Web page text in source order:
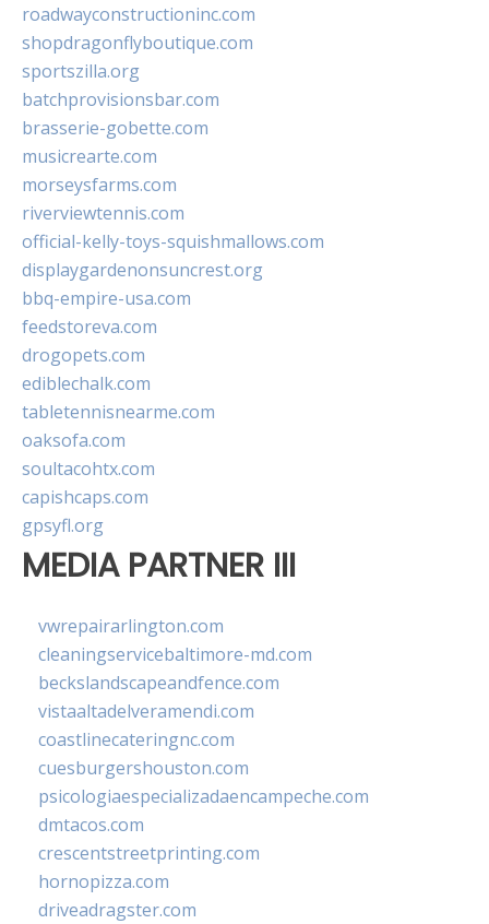
roadwayconstructioninc.com
shopdragonflyboutique.com
sportszilla.org
batchprovisionsbar.com
brasserie-gobette.com
musicrearte.com
morseysfarms.com
riverviewtennis.com
official-kelly-toys-squishmallows.com
displaygardenonsuncrest.org
bbq-empire-usa.com
feedstoreva.com
drogopets.com
ediblechalk.com
tabletennisnearme.com
oaksofa.com
soultacohtx.com
capishcaps.com
gpsyfl.org
MEDIA PARTNER III
vwrepairarlington.com
cleaningservicebaltimore-md.com
beckslandscapeandfence.com
vistaaltadelveramendi.com
coastlinecateringnc.com
cuesburgershouston.com
psicologiaespecializadaencampeche.com
dmtacos.com
crescentstreetprinting.com
hornopizza.com
driveadragster.com